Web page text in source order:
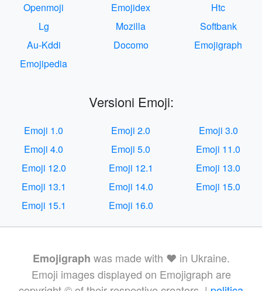
Openmoji
Emojidex
Htc
Lg
Mozilla
Softbank
Au-Kddi
Docomo
Emojigraph
Emojipedia
Versioni Emoji:
Emoji 1.0 Emoji 2.0
Emoji 3.0
Emoji 4.0
Emoji 5.0
Emoji 11.0
Emoji 12.0
Emoji 12.1
Emoji 13.0
Emoji 13.1
Emoji 14.0
Emoji 15.0
Emoji 15.1
Emoji 16.0
Emojigraph was made with ❤️ in Ukraine.
Emoji images displayed on Emojigraph are